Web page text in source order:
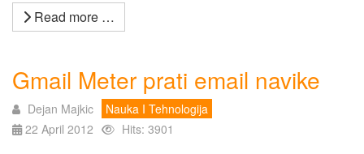
Read more …
Gmail Meter prati email navike
Dejan Majkic
Nauka I Tehnologija
22 April 2012
Hits: 3901